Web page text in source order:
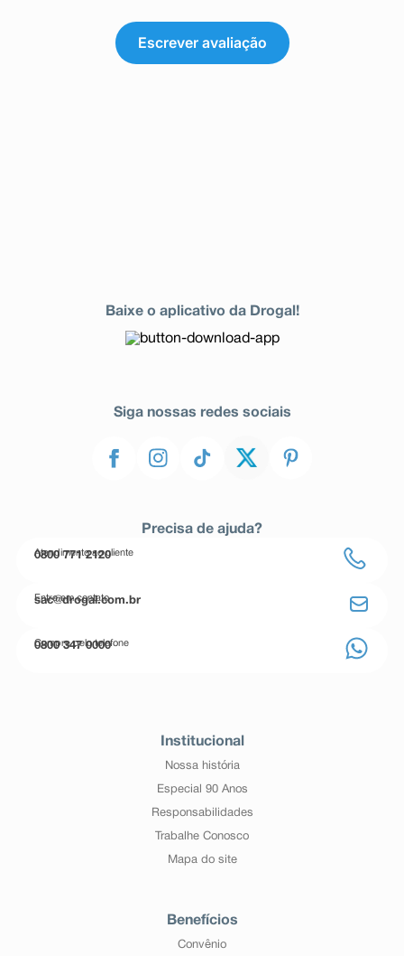
Escrever avaliação
Baixe o aplicativo da Drogal!
Siga nossas redes sociais
Precisa de ajuda?
Atendimento ao cliente
0800 771 2120
Entre em contato
sac@drogal.com.br
Compre pelo telefone
0800 347 0000
Institucional
Nossa história
Especial 90 Anos
Responsabilidades
Trabalhe Conosco
Mapa do site
Benefícios
Convênio